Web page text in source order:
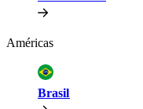
Américas​​
Brasil​​